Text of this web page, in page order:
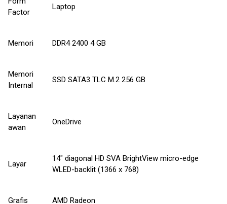
Factor
Laptop
Memori DDR4 2400 4 GB
Memori
Internal
SSD SATA3 TLC M.2 256 GB
Layanan
awan
OneDrive
Layar
14" diagonal HD SVA BrightView micro-edge
WLED-backlit (1366 x 768)
Grafis AMD Radeon